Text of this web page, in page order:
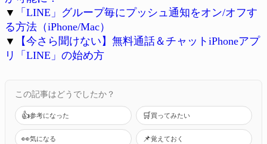
▼
「LINE」グループ毎にプッシュ通知をオン/オフす
る方法（iPhone/Mac）
▼
【今さら聞けない】無料通話＆チャットiPhoneアプ
リ「LINE」の始め方
この記事はどうでしたか？
👍参考になった 🛒買ってみたい
👀気になる 📌覚えておく